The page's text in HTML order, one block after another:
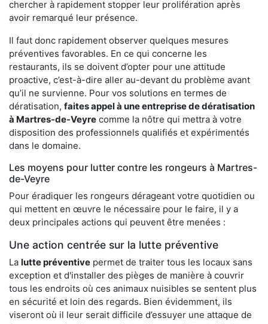
chercher à rapidement stopper leur prolifération après
avoir remarqué leur présence.
Il faut donc rapidement observer quelques mesures
préventives favorables. En ce qui concerne les
restaurants, ils se doivent d’opter pour une attitude
proactive, c’est-à-dire aller au-devant du problème avant
qu’il ne survienne. Pour vos solutions en termes de
dératisation, faites appel à une entreprise de dératisation
à Martres-de-Veyre comme la nôtre qui mettra à votre
disposition des professionnels qualifiés et expérimentés
dans le domaine.
Les moyens pour lutter contre les rongeurs à Martres-
de-Veyre
Pour éradiquer les rongeurs dérageant votre quotidien ou
qui mettent en œuvre le nécessaire pour le faire, il y a
deux principales actions qui peuvent être menées :
Une action centrée sur la lutte préventive
La lutte préventive permet de traiter tous les locaux sans
exception et d'installer des pièges de manière à couvrir
tous les endroits où ces animaux nuisibles se sentent plus
en sécurité et loin des regards. Bien évidemment, ils
viseront où il leur serait difficile d’essuyer une attaque de